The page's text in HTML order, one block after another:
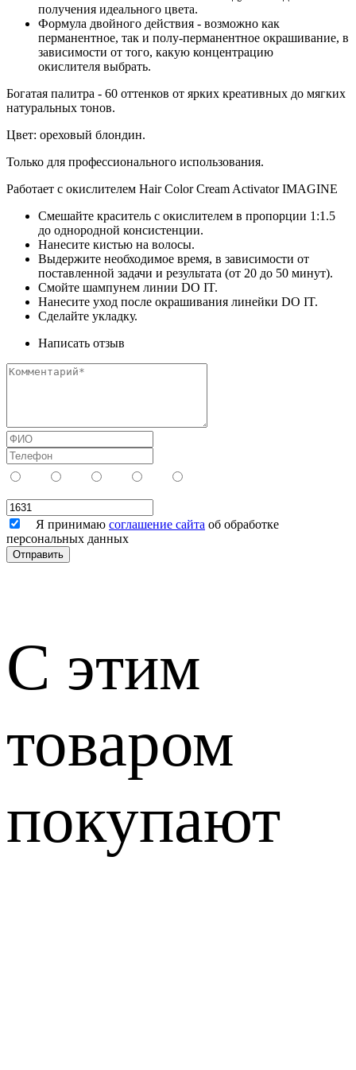
получения идеального цвета.
Формула двойного действия - возможно как
перманентное, так и полу-перманентное окрашивание, в
зависимости от того, какую концентрацию
окислителя выбрать.
Богатая палитра - 60 оттенков от ярких креативных до мягких
натуральных тонов.
Цвет: ореховый блондин.
Только для профессионального использования.
Работает с окислителем Hair Color Cream Activator IMAGINE
Смешайте краситель с окислителем в пропорции 1:1.5
до однородной консистенции.
Нанесите кистью на волосы.
Выдержите необходимое время, в зависимости от
поставленной задачи и результата (от 20 до 50 минут).
Смойте шампунем линии DO IT.
Нанесите уход после окрашивания линейки DO IT.
Сделайте укладку.
Написать отзыв
Я принимаю соглашение сайта об обработке
персональных данных
С этим
товаром
покупают